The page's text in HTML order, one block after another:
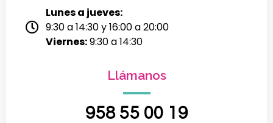
Lunes a jueves:
9:30 a 14:30 y 16:00 a 20:00
Viernes:9:30 a 14:30
Llámanos
958 55 00 19